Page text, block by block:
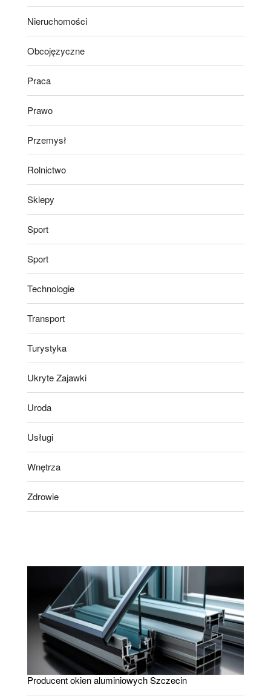
Nieruchomości
Obcojęzyczne
Praca
Prawo
Przemysł
Rolnictwo
Sklepy
Sport
Sport
Technologie
Transport
Turystyka
Ukryte Zajawki
Uroda
Usługi
Wnętrza
Zdrowie
Producent okien aluminiowych Szczecin